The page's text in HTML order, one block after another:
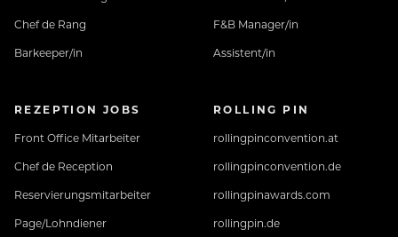
Chef de Rang
Barkeeper/in
F&B Manager/in
Assistent/in
REZEPTION JOBS
Front Office Mitarbeiter
Chef de Reception
Reservierungsmitarbeiter
Page/Lohndiener
ROLLING PIN
rollingpinconvention.at
rollingpinconvention.de
rollingpinawards.com
rollingpin.de